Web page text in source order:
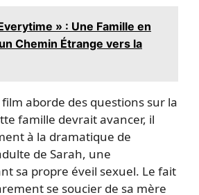
» : Une Famille en
Chemin Étrange vers la
aborde des questions sur la
famille devrait avancer, il
à la dramatique de
de Sarah, une
sa propre éveil sexuel. Le fait
se soucier de sa mère